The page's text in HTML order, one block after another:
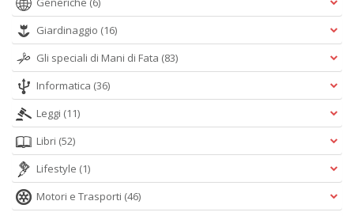
Giardinaggio (16)
Gli speciali di Mani di Fata (83)
Informatica (36)
Leggi (11)
Libri (52)
Lifestyle (1)
Motori e Trasporti (46)